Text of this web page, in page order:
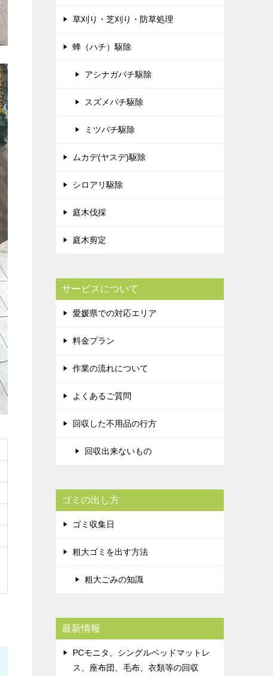
草刈り・芝刈り・防草処理
蜂（ハチ）駆除
アシナガバチ駆除
スズメバチ駆除
ミツバチ駆除
ムカデ(ヤスデ)駆除
シロアリ駆除
庭木伐採
庭木剪定
サービスについて
愛媛県での対応エリア
料金プラン
作業の流れについて
よくあるご質問
回収した不用品の行方
回収出来ないもの
ゴミの出し方
ゴミ収集日
粗大ゴミを出す方法
粗大ごみの知識
最新情報
PCモニタ、シングルベッドマットレ
ス、座布団、毛布、衣類等の回収